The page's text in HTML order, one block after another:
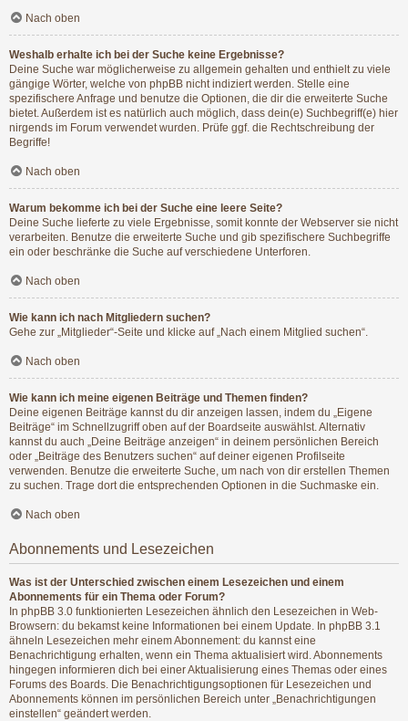
Nach oben
Weshalb erhalte ich bei der Suche keine Ergebnisse?
Deine Suche war möglicherweise zu allgemein gehalten und enthielt zu viele
gängige Wörter, welche von phpBB nicht indiziert werden. Stelle eine
spezifischere Anfrage und benutze die Optionen, die dir die erweiterte Suche
bietet. Außerdem ist es natürlich auch möglich, dass dein(e) Suchbegriff(e) hier
nirgends im Forum verwendet wurden. Prüfe ggf. die Rechtschreibung der
Begriffe!
Nach oben
Warum bekomme ich bei der Suche eine leere Seite?
Deine Suche lieferte zu viele Ergebnisse, somit konnte der Webserver sie nicht
verarbeiten. Benutze die erweiterte Suche und gib spezifischere Suchbegriffe
ein oder beschränke die Suche auf verschiedene Unterforen.
Nach oben
Wie kann ich nach Mitgliedern suchen?
Gehe zur „Mitglieder“-Seite und klicke auf „Nach einem Mitglied suchen“.
Nach oben
Wie kann ich meine eigenen Beiträge und Themen finden?
Deine eigenen Beiträge kannst du dir anzeigen lassen, indem du „Eigene
Beiträge“ im Schnellzugriff oben auf der Boardseite auswählst. Alternativ
kannst du auch „Deine Beiträge anzeigen“ in deinem persönlichen Bereich
oder „Beiträge des Benutzers suchen“ auf deiner eigenen Profilseite
verwenden. Benutze die erweiterte Suche, um nach von dir erstellen Themen
zu suchen. Trage dort die entsprechenden Optionen in die Suchmaske ein.
Nach oben
Abonnements und Lesezeichen
Was ist der Unterschied zwischen einem Lesezeichen und einem
Abonnements für ein Thema oder Forum?
In phpBB 3.0 funktionierten Lesezeichen ähnlich den Lesezeichen in Web-
Browsern: du bekamst keine Informationen bei einem Update. In phpBB 3.1
ähneln Lesezeichen mehr einem Abonnement: du kannst eine
Benachrichtigung erhalten, wenn ein Thema aktualisiert wird. Abonnements
hingegen informieren dich bei einer Aktualisierung eines Themas oder eines
Forums des Boards. Die Benachrichtigungsoptionen für Lesezeichen und
Abonnements können im persönlichen Bereich unter „Benachrichtigungen
einstellen“ geändert werden.